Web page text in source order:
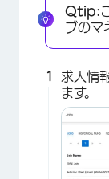
Qtip:
ブのマ
求人情
ます。